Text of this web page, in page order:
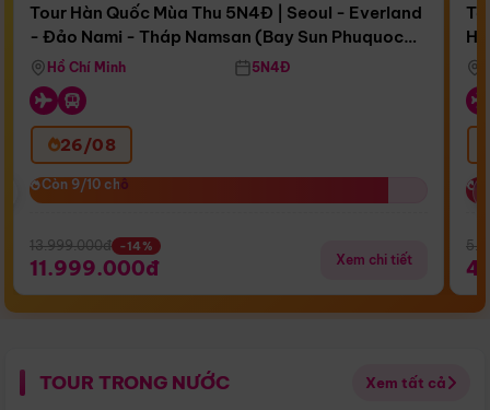
Còn17 ngày 12:20:46
Bay Sun Phuquoc Airways
Tour Hàn Quốc Mùa Thu 5N4Đ | Seoul - Everland
- Đảo Nami - Tháp Namsan (Bay Sun Phuquoc
Airways)
Hồ Chí Minh 5N4Đ
26/08
Còn 9/10 chỗ
Còn 9/10 chỗ
13.999.000đ -14%
11.999.000đ Xem chi tiết
TOUR TRONG NƯỚC Xem tất cả
Điểm nổi bật